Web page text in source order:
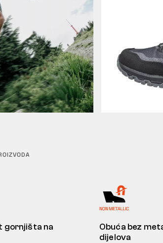
gornjišta na
Obuća bez
dijelova